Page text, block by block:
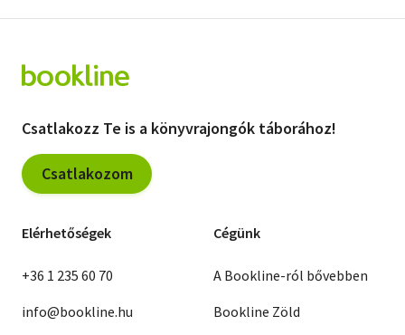
Csatlakozz Te is a könyvrajongók táborához!
Csatlakozom
Elérhetőségek
+36 1 235 60 70
info@bookline.hu
Cégünk
A Bookline-ról bővebben
Bookline Zöld